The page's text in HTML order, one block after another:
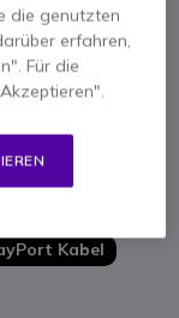
undKabel
die genutzten
erfahren,
Für die